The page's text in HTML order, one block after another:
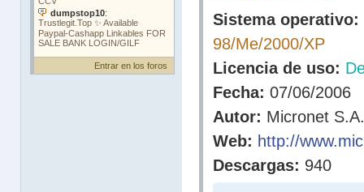
Entrar en los foros
Sistema operativo:
98/Me/2000/XP
Licencia de uso:
Fecha: 07/06/2006
Autor: Micronet S.A.
Web: http://
Descargas: 940